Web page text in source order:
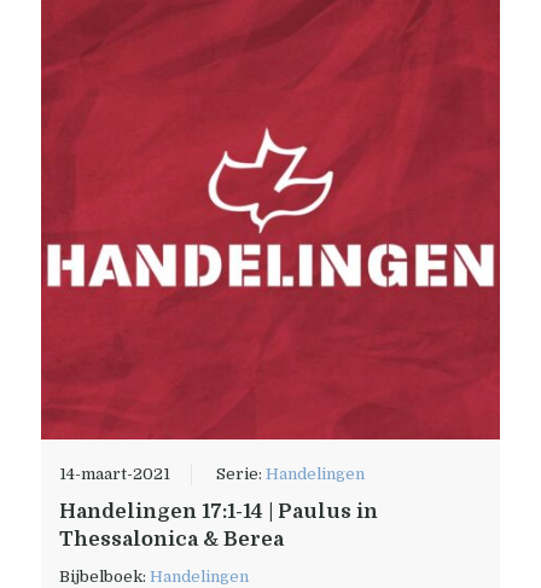
14-maart-2021 Serie:Handelingen
Handelingen 17:1-14 | Paulus in
Thessalonica & Berea
Bijbelboek:Handelingen